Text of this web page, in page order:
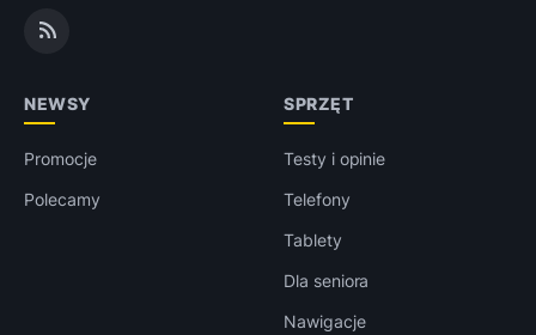
NEWSY
Promocje
Polecamy
SPRZĘT
Testy i opinie
Telefony
Tablety
Dla seniora
Nawigacje